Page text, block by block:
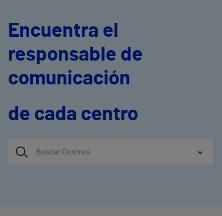
Encuentra el
responsable de
comunicación
de cada centro